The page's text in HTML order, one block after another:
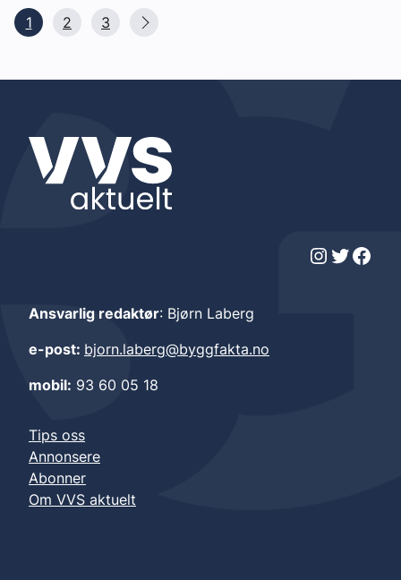
1 2 3
Instagram Twitter Facebook
Ansvarlig redaktør: Bjørn Laberg
e-post: bjorn.laberg@byggfakta.no
mobil: 93 60 05 18
Tips oss
Annonsere
Abonner
Om VVS aktuelt